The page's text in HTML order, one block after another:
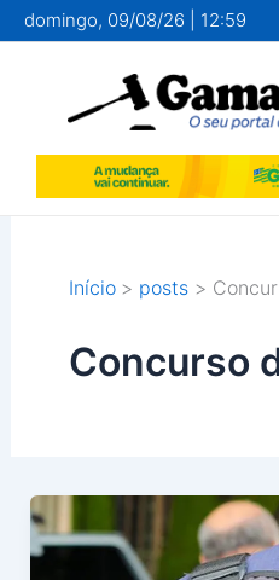
para
conteúdo
domingo, 09/08/26 | 12:59
Início posts
Concurso